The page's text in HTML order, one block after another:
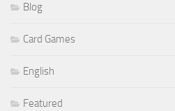
Blog
Card Games
English
Featured